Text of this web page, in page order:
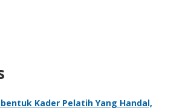
Kader Pelatih Yang Handal,